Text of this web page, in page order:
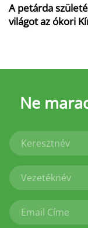
A petárda
világot az ókori
Ne